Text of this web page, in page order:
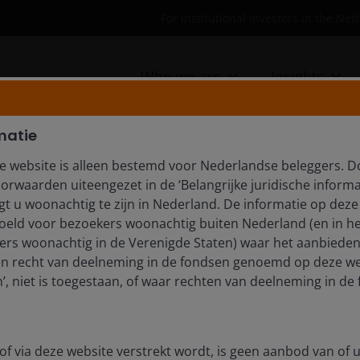
Who we are Insights
Allocation Perspectives:
risks
through rates moves but more latterly through
on a short conflict/resolution, but any
sectors and themes that are driving our asset
website is alleen bestemd voor Nederlandse beleggers.
uiteengezet in de ‘Belangrijke juridische
u woonachtig te zijn in Nederland. De informatie op
voor bezoekers woonachtig buiten Nederland (en in
woonachtig in de Verenigde Staten) waar het
recht van deelneming in de fondsen genoemd op deze
niet is toegestaan, of waar rechten van deelneming in
via deze website verstrekt wordt, is geen aanbod van of